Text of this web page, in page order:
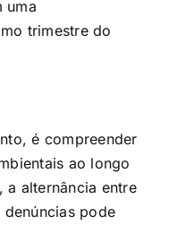
uma
trimestre do
é compreender
ao longo
a alternância entre
pode